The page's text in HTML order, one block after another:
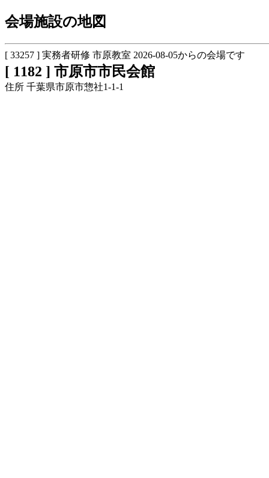
会場施設の地図
[ 33257 ] 実務者研修 市原教室 2026-08-05からの会場です
[ 1182 ] 市原市市民会館
住所 千葉県市原市惣社1-1-1